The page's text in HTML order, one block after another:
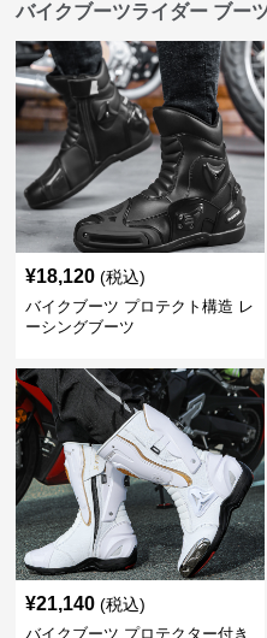
バイクブーツライダー ブー
¥18,120 (税込)
バイクブーツ プロテクト構造 レ
ーシングブーツ
¥21,140 (税込)
バイクブーツ プロテクター付き